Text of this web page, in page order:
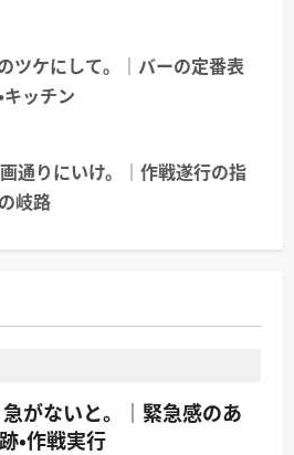
ツケにして。｜バーの定番表
キッチン
通りにいけ。｜作戦遂行の指
岐路
がないと。｜緊急感のあ
・作戦実行